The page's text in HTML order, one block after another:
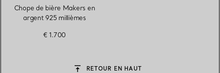
Chope de bière Makers en
argent 925 millièmes
€ 1.700
RETOUR EN HAUT